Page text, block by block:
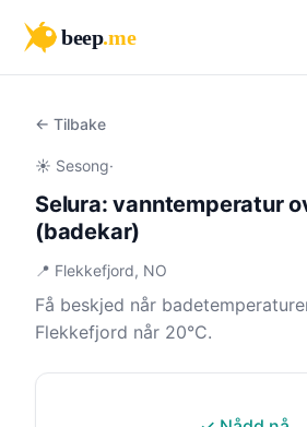
beep.me
← Tilbake
☀️ Sesong·
Selura: vanntemperatur
(badekar)
📍 Flekkefjord, NO
Få beskjed når
Flekkefjord når 20°C.